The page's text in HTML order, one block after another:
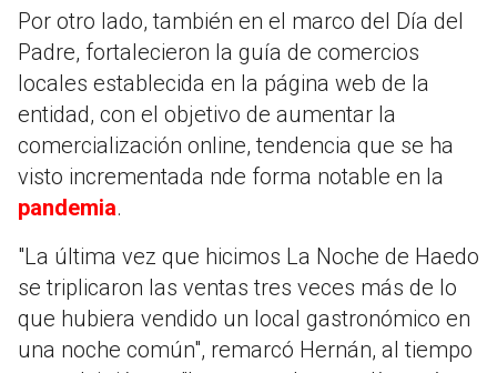
Por otro lado, también en el marco del Día del
Padre, fortalecieron la guía de comercios
locales establecida en la página web de la
entidad, con el objetivo de aumentar la
comercialización online, tendencia que se ha
visto incrementada nde forma notable en la
pandemia.
"La última vez que hicimos La Noche de Haedo
se triplicaron las ventas tres veces más de lo
que hubiera vendido un local gastronómico en
una noche común", remarcó Hernán, al tiempo